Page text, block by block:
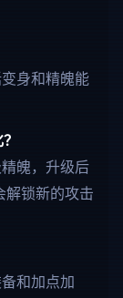
身和精魄能
魄，升级后
解锁新的攻击
和加点加